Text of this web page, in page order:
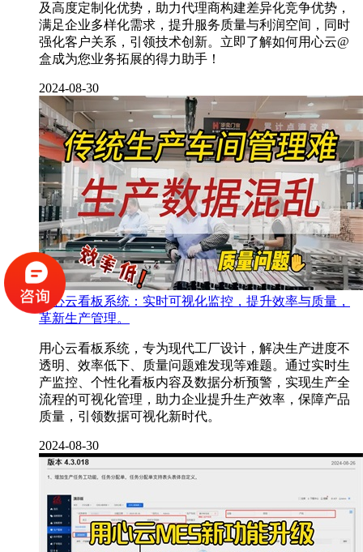
及高度定制化优势，助力代理商构建差异化竞争优势，
满足企业多样化需求，提升服务质量与利润空间，同时
强化客户关系，引领技术创新。立即了解如何用心云@
盒成为您业务拓展的得力助手！
2024-08-30
用心云看板系统：实时可视化监控，提升效率与质量，
革新生产管理。
用心云看板系统，专为现代工厂设计，解决生产进度不
透明、效率低下、质量问题难发现等难题。通过实时生
产监控、个性化看板内容及数据分析预警，实现生产全
流程的可视化管理，助力企业提升生产效率，保障产品
质量，引领数据可视化新时代。
2024-08-30